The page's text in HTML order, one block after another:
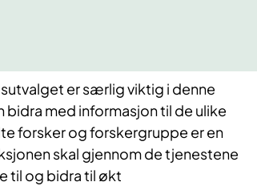
er særlig viktig i denne
bidra med informasjon til de ulike
forsker og forskergruppe er en
skal gjennom de tjenestene
til og bidra til økt